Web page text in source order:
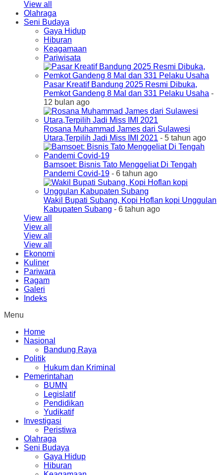
View all
Olahraga
Seni Budaya
Gaya Hidup
Hiburan
Keagamaan
Pariwisata
Pasar Kreatif Bandung 2025 Resmi Dibuka,
Pemkot Gandeng 8 Mal dan 331 Pelaku Usaha -
12 bulan ago
Rosana Muhammad James dari Sulawesi
Utara,Terpilih Jadi Miss IMI 2021 - 5 tahun ago
Bamsoet: Bisnis Tato Menggeliat Di Tengah
Pandemi Covid-19 - 6 tahun ago
Wakil Bupati Subang, Kopi Hoflan kopi Unggulan
Kabupaten Subang - 6 tahun ago
View all
View all
View all
View all
Ekonomi
Kuliner
Pariwara
Ragam
Galeri
Indeks
Menu
Home
Nasional
Bandung Raya
Politik
Hukum dan Kriminal
Pemerintahan
BUMN
Legislatif
Pendidikan
Yudikatif
Investigasi
Peristiwa
Olahraga
Seni Budaya
Gaya Hidup
Hiburan